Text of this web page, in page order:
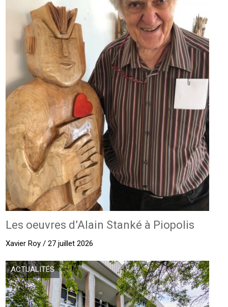
Les oeuvres d’Alain Stanké à Piopolis
Xavier Roy / 27 juillet 2026
ACTUALITÉS